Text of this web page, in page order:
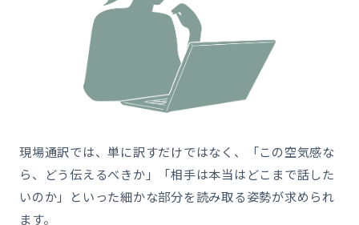
現場通訳では、単に訳すだけではなく、「この空気感な
ら、どう伝えるべきか」「相手は本当はどこまで話した
いのか」といった細かな部分を読み取る姿勢が求められ
ます。